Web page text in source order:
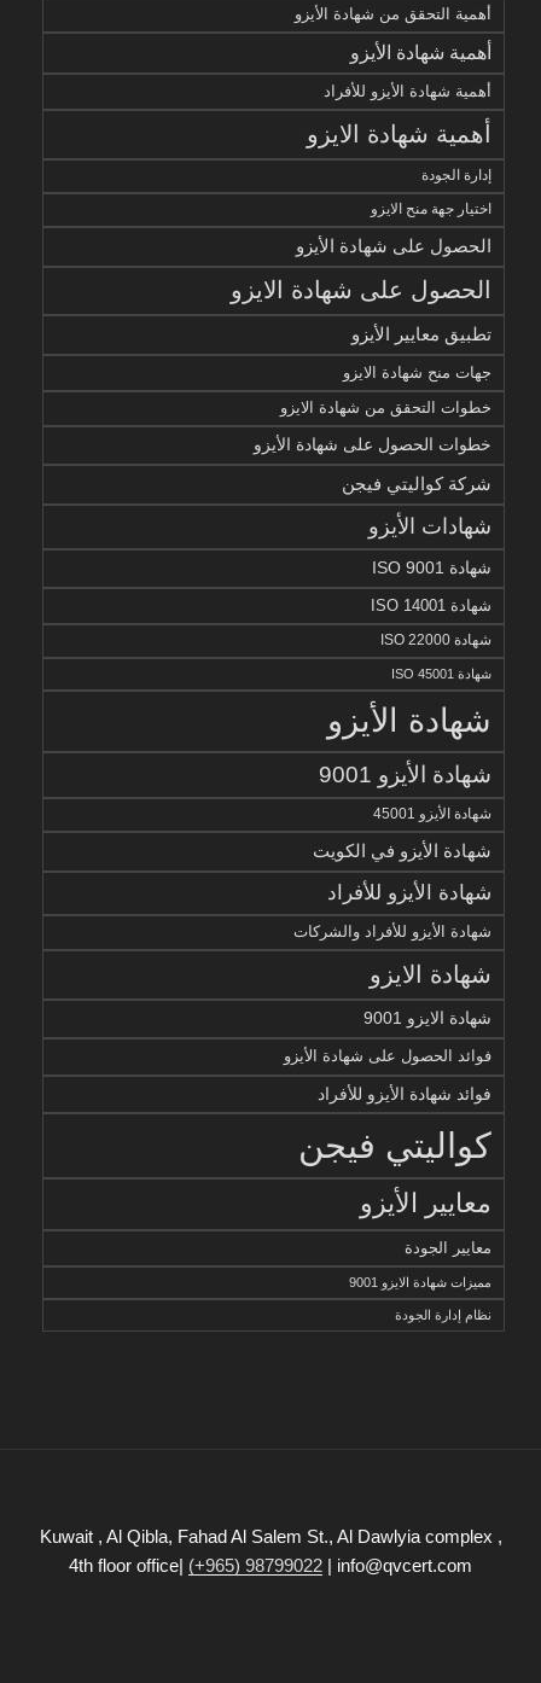
أهمية التحقق من شهادة الأيزو
أهمية شهادة الأيزو
أهمية شهادة الأيزو للأفراد
أهمية شهادة الايزو
إدارة الجودة
اختيار جهة منح الايزو
الحصول على شهادة الأيزو
الحصول على شهادة الايزو
تطبيق معايير الأيزو
جهات منح شهادة الايزو
خطوات التحقق من شهادة الايزو
خطوات الحصول على شهادة الأيزو
شركة كواليتي فيجن
شهادات الأيزو
شهادة ISO 9001
شهادة ISO 14001
شهادة ISO 22000
شهادة ISO 45001
شهادة الأيزو
شهادة الأيزو 9001
شهادة الأيزو 45001
شهادة الأيزو في الكويت
شهادة الأيزو للأفراد
شهادة الأيزو للأفراد والشركات
شهادة الايزو
شهادة الايزو 9001
فوائد الحصول على شهادة الأيزو
فوائد شهادة الأيزو للأفراد
كواليتي فيجن
معايير الأيزو
معايير الجودة
مميزات شهادة الايزو 9001
نظام إدارة الجودة
Kuwait , Al Qibla, Fahad Al Salem St., Al Dawlyia complex ,
4th floor office| (+965) 98799022 | info@qvcert.com